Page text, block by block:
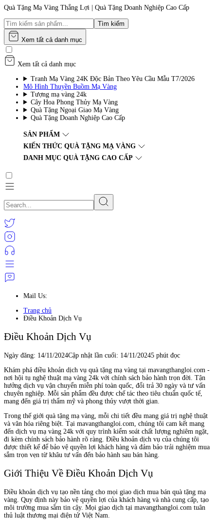
Quà Tặng Mạ Vàng Thắng Lợi | Quà Tặng Doanh Nghiệp Cao Cấp
Tìm kiếm
Xem tất cả danh mục
Xem tất cả danh mục
Tranh Mạ Vàng 24K Độc Bản Theo Yêu Cầu Mẫu T7/2026
Mô Hình Thuyền Buồm Mạ Vàng
Tượng mạ vàng 24k
Cây Hoa Phong Thủy Mạ Vàng
Quà Tặng Ngoại Giao Mạ Vàng
Quà Tặng Doanh Nghiệp Cao Cấp
SẢN PHẨM
KIẾN THỨC QUÀ TẶNG MẠ VÀNG
DANH MỤC QUÀ TẶNG CAO CẤP
Mail Us:
Trang chủ
Điều Khoản Dịch Vụ
Điều Khoản Dịch Vụ
Ngày đăng: 14/11/2024Cập nhật lần cuối: 14/11/20245 phút đọc
Khám phá điều khoản dịch vụ quà tặng mạ vàng tại mavangthangloi.com -
nơi hội tụ nghệ thuật mạ vàng 24k với chính sách bảo hành trọn đời. Tận
hưởng dịch vụ vận chuyển miễn phí toàn quốc, đổi trả 30 ngày và tư vấn
chuyên nghiệp. Mỗi sản phẩm đều được chế tác theo tiêu chuẩn quốc tế,
mang đến giá trị thẩm mỹ và phong thủy vượt thời gian.
Trong thế giới quà tặng mạ vàng, mỗi chi tiết đều mang giá trị nghệ thuật
và văn hóa riêng biệt. Tại mavangthangloi.com, chúng tôi cam kết mang
đến dịch vụ mạ vàng 24k với quy trình kiểm soát chất lượng nghiêm ngặt,
đi kèm chính sách bảo hành rõ ràng. Điều khoản dịch vụ của chúng tôi
được thiết kế để bảo vệ quyền lợi khách hàng và đảm bảo trải nghiệm mua
sắm trọn vẹn từ khâu tư vấn đến bảo hành sau bán hàng.
Giới Thiệu Về Điều Khoản Dịch Vụ
Điều khoản dịch vụ tạo nền tảng cho mọi giao dịch mua bán quà tặng mạ
vàng. Quy định này bảo vệ quyền lợi của khách hàng và nhà cung cấp, tạo
môi trường mua sắm tin cậy. Mọi giao dịch tại mavangthangloi.com tuân
thủ luật thương mại điện tử Việt Nam.